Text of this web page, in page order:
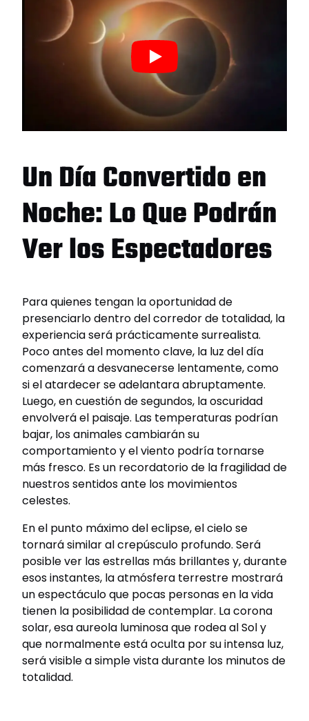
Un Día Convertido en
Noche: Lo Que Podrán
Ver los Espectadores
Para quienes tengan la oportunidad de
presenciarlo dentro del corredor de totalidad, la
experiencia será prácticamente surrealista.
Poco antes del momento clave, la luz del día
comenzará a desvanecerse lentamente, como
si el atardecer se adelantara abruptamente.
Luego, en cuestión de segundos, la oscuridad
envolverá el paisaje. Las temperaturas podrían
bajar, los animales cambiarán su
comportamiento y el viento podría tornarse
más fresco. Es un recordatorio de la fragilidad de
nuestros sentidos ante los movimientos
celestes.
En el punto máximo del eclipse, el cielo se
tornará similar al crepúsculo profundo. Será
posible ver las estrellas más brillantes y, durante
esos instantes, la atmósfera terrestre mostrará
un espectáculo que pocas personas en la vida
tienen la posibilidad de contemplar. La corona
solar, esa aureola luminosa que rodea al Sol y
que normalmente está oculta por su intensa luz,
será visible a simple vista durante los minutos de
totalidad.